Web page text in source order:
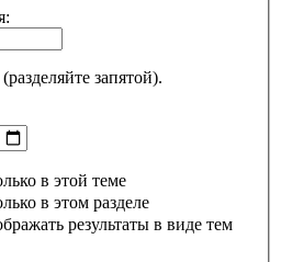
запятой).
в этой теме
в этом разделе
результаты в виде тем